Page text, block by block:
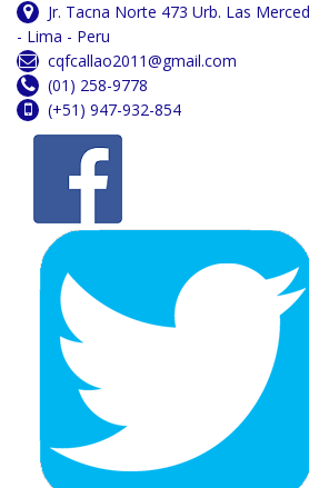
Jr. Tacna Norte 473 Urb. Las
- Lima - Peru
cqfcallao2011@gmail.com
(01) 258-9778
(+51) 947-932-854